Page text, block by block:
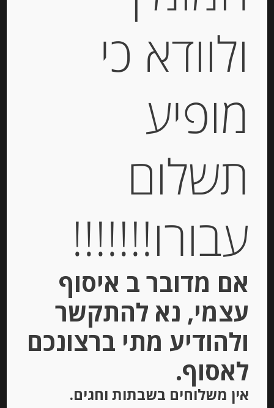
נוגט רך מסורתי משקדי מרקונה בציפוי
חלמוני ביצה מקורמלים
55.00
מחיר ל 100 מ"ל : 36.67 ש"ח
יחידות
הוספה לסל
עוגיות עם פיסטוק Spiritozzi
ולוודא כי
מופיע
תשלום
עבורו!!!!!!!
אם מדובר ב איסוף
עצמי, נא להתקשר
ולהודיע מתי ברצונכם
לאסוף.
אין משלוחים בשבתות וחגים.